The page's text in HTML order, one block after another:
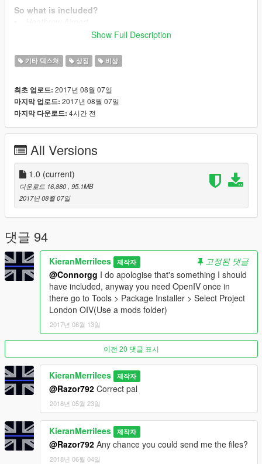
So what is included?
Wembley Stadium
The Royal London Hospital
London Fire Brigade Stations
Chelsea & Westminster Hospital
So what is next?
Finish Heathrow
London Bus stops
Many other things...
Things I recommend with Project London:
https://www.gta5-mods.com/misc/london-undeground-
stations
https://www.gta5-mods.com/misc/the-big-metropolitan-
police-station-pack-oiv
https://www.gta5-mods.com/misc/british-shops
Change Log:
V1.0
Public release
Show Full Description
기타 텍스쳐 상징 비상
최초 업로드: 2017년 08월 07일
마지막 업로드: 2017년 08월 07일
마지막 다운로드: 4시간 전
All Versions
1.0 (current)
다운로드 16,880 , 95.1MB
2017년 08월 07일
댓글 94
KieranMerrilees 제작자
고정된 댓글
@Connorgg I do apologise that's something I should
have included, anyway you need OpenIV once in
there go to Tools > Package Installer > Select Project
London OIV(Use a mods folder)
2017년 08월 13일
이전 20 댓글 표시
KieranMerrilees 제작자
@Razor792 Correct pal
2018년 05월 23일
KieranMerrilees 제작자
@Razor792 Any chance you could send me the files?
2018년 06월 04일